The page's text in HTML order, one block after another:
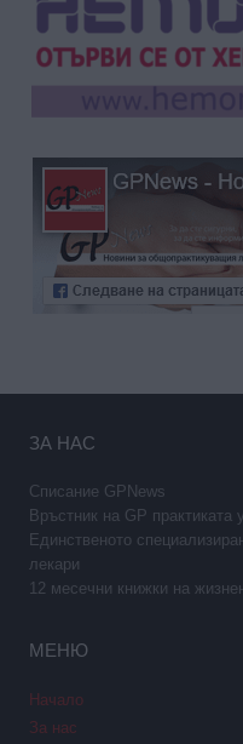
ЗА НАС
Списание GPNews
Връстник на GP практиката
Единственото
лекари
12 месечни книжки на
МЕНЮ
Начало
За нас